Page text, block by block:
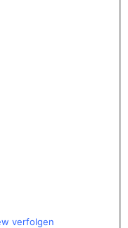
verfolgen